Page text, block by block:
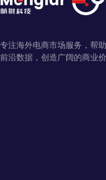
专注海外电商市场服务，帮
前沿数据，创造广阔的商业价